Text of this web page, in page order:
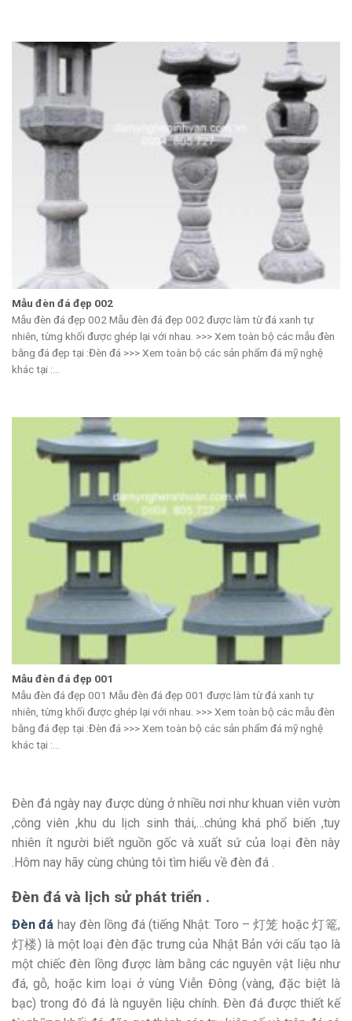
Mẫu đèn đá đẹp 002
Mẫu đèn đá đẹp 002 Mẫu đèn đá đẹp 002 được làm từ đá xanh tự
nhiên, từng khối được ghép lại với nhau. >>> Xem toàn bộ các mẫu đèn
bằng đá đẹp tại :Đèn đá >>> Xem toàn bộ các sản phẩm đá mỹ nghệ
khác tại :...
Mẫu đèn đá đẹp 001
Mẫu đèn đá đẹp 001 Mẫu đèn đá đẹp 001 được làm từ đá xanh tự
nhiên, từng khối được ghép lại với nhau. >>> Xem toàn bộ các mẫu đèn
bằng đá đẹp tại :Đèn đá >>> Xem toàn bộ các sản phẩm đá mỹ nghệ
khác tại :...
Đèn đá ngày nay được dùng ở nhiều nơi như khuan viên vườn
,công viên ,khu du lịch sinh thái,…chúng khá phổ biến ,tuy
nhiên ít người biết nguồn gốc và xuất sứ của loại đèn này
.Hôm nay hãy cùng chúng tôi tìm hiểu về đèn đá .
Đèn đá và lịch sử phát triển .
Đèn đá hay đèn lồng đá (tiếng Nhật: Toro – 灯笼 hoặc 灯篭,
灯楼) là một loại đèn đặc trưng của Nhật Bản với cấu tạo là
một chiếc đèn lồng được làm bằng các nguyên vật liệu như
đá, gỗ, hoặc kim loại ở vùng Viễn Đông (vàng, đặc biệt là
bạc) trong đó đá là nguyên liệu chính. Đèn đá được thiết kế